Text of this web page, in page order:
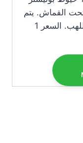
كثافة تحت القماش. يتم
تصفيح النسيج والرغوة بالتصفيح باللهب. السعر 1